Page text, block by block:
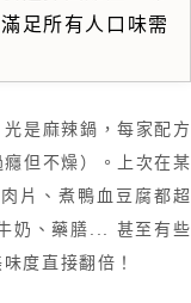
足所有人口味需
是麻辣鍋，每家配方
但不燥）。上次在某
片、煮鴨血豆腐都超
奶、藥膳... 甚至有些
度直接翻倍！